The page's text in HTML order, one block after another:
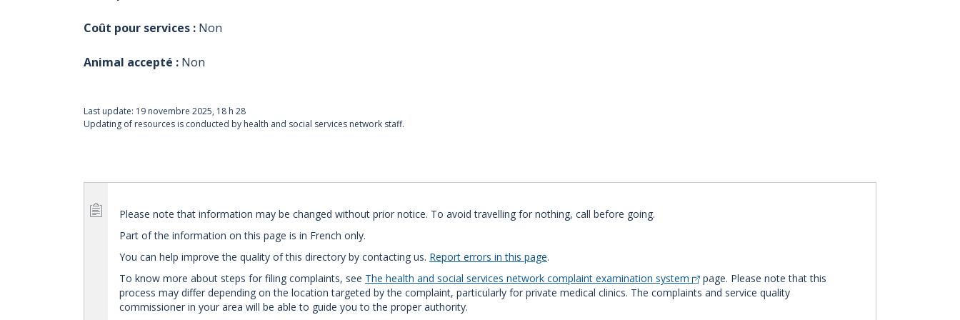
Coût pour services : Non
Animal accepté : Non
Last update: 19 novembre 2025, 18 h 28
Updating of resources is conducted by health and social services network staff.
Please note that information may be changed without prior notice. To avoid travelling for nothing, call before going.
Part of the information on this page is in French only.
You can help improve the quality of this directory by contacting us. Report errors in this page.
To know more about steps for filing complaints, see The health and social services network complaint examination system
page. Please note that this
process may differ depending on the location targeted by the complaint, particularly for private medical clinics. The complaints and service quality
commissioner in your area will be able to guide you to the proper authority.